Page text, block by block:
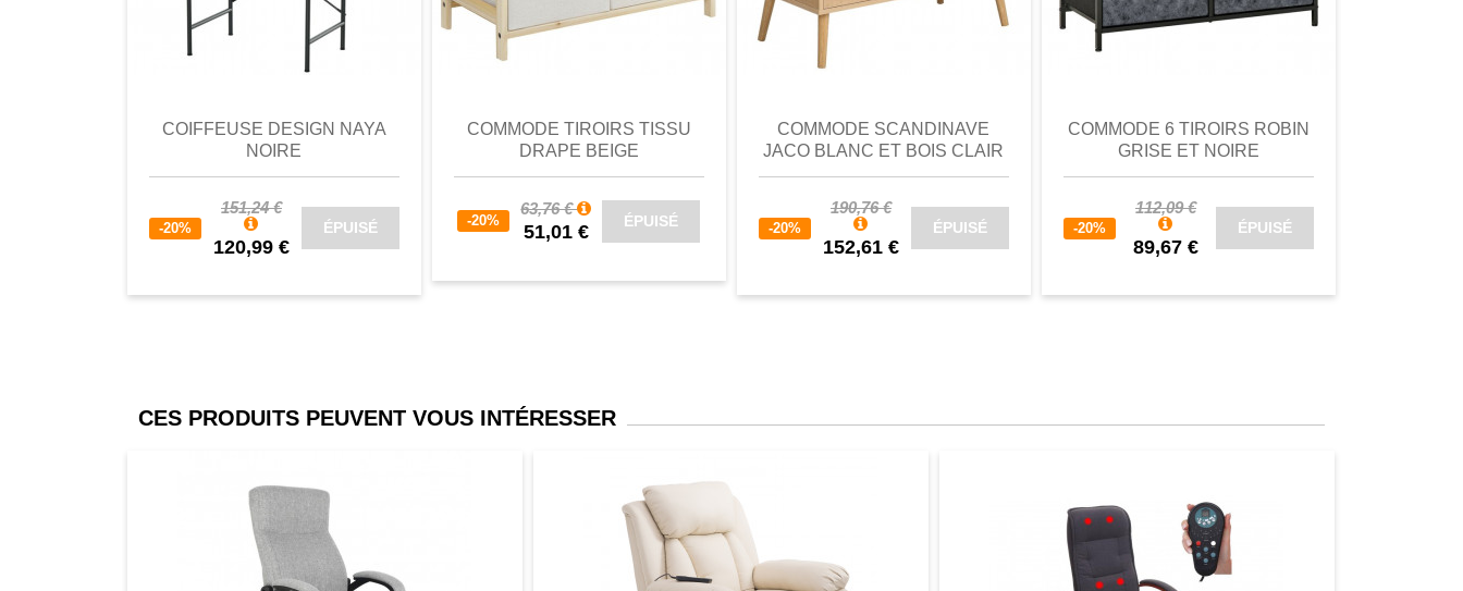
aperçu
COIFFEUSE DESIGN NAYA
NOIRE
-20%
151,24 €
120,99 €
ÉPUISÉ
aperçu
COMMODE TIROIRS TISSU
DRAPE BEIGE
-20%
63,76 €
51,01 €
ÉPUISÉ
COMMODE SCANDINAVE
JACO BLANC ET BOIS CLAIR
-20%
190,76 €
152,61 €
ÉPUISÉ
COMMODE 6 TIROIRS ROBIN
GRISE ET NOIRE
-20%
112,09 €
89,67 €
ÉPUISÉ
CES PRODUITS PEUVENT VOUS INTÉRESSER